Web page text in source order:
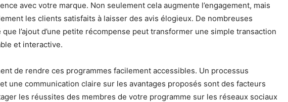
avec votre marque. Non seulement cela augmente l’engagement, mais
les clients satisfaits à laisser des avis élogieux. De nombreuses
l’ajout d’une petite récompense peut transformer une simple transaction
et interactive.
de rendre ces programmes facilement accessibles. Un processus
une communication claire sur les avantages proposés sont des facteurs
les réussites des membres de votre programme sur les réseaux sociaux